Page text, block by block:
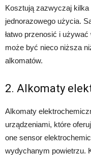
Kosztują zazwyczaj kilka
jednorazowego użycia.
łatwo przenosić i
może być nieco niższa
alkomatów.
2. Alkomaty
Alkomaty
urządzeniami, które
one sensor
wydychanym powietrzu.